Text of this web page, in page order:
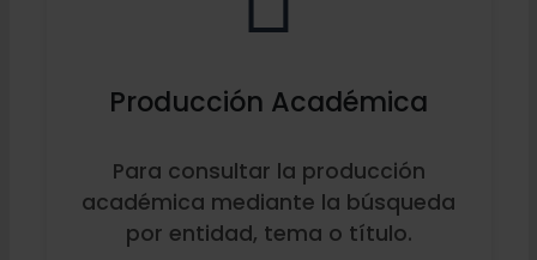
Producción Académica
Para consultar la producción
académica mediante la búsqueda
por entidad, tema o título.